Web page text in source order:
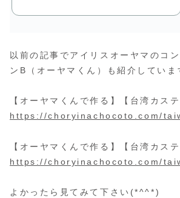
以前の記事でアイリスオーヤマのコ
ンB（オーヤマくん）も紹介していま
【オーヤマくんで作る】【台湾カス
https://choryinachocoto.com/
【オーヤマくんで作る】【台湾カス
https://choryinachocoto.com/
よかったら見てみて下さい(*^^*)